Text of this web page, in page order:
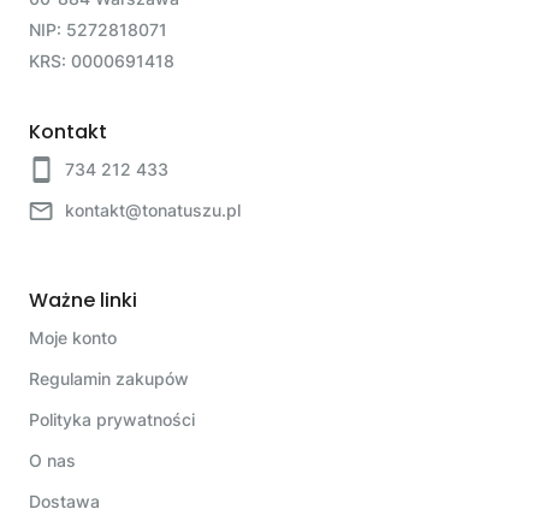
NIP: 5272818071
KRS: 0000691418
Kontakt
734 212 433
kontakt@tonatuszu.pl
Ważne linki
Moje konto
Regulamin zakupów
Polityka prywatności
O nas
Dostawa